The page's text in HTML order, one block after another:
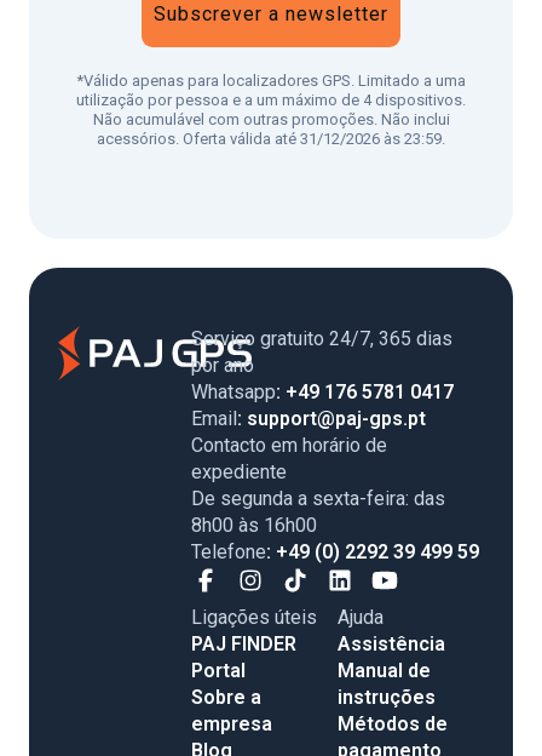
Subscrever a newsletter
*Válido apenas para localizadores GPS. Limitado a uma
utilização por pessoa e a um máximo de 4 dispositivos.
Não acumulável com outras promoções. Não inclui
acessórios. Oferta válida até 31/12/2026 às 23:59.
Serviço gratuito 24/7, 365 dias
por ano
Whatsapp: +49 176 5781 0417
Email: support@paj-gps.pt
Contacto em horário de
expediente
De segunda a sexta-feira: das
8h00 às 16h00
Telefone: +49 (0) 2292 39 499 59
Ligações úteis
PAJ FINDER
Portal
Sobre a
empresa
Blog
Ajuda
Assistência
Manual de
instruções
Métodos de
pagamento